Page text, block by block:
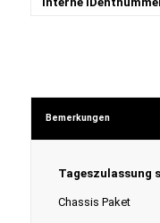
Bemerkungen
Tageszulassung
Chassis Paket